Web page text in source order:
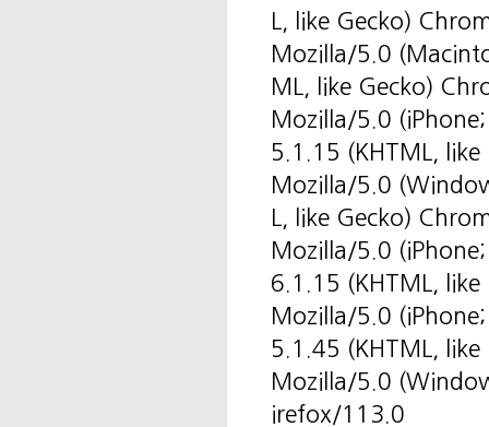
L, like Gecko)
Mozilla/5.0
ML, like Gecko)
Mozilla/5.0
5.1.15 (KHTML,
Mozilla/5.0
L, like Gecko)
Mozilla/5.0
6.1.15 (KHTML,
Mozilla/5.0
5.1.45 (KHTML,
Mozilla/5.0
irefox/113.0